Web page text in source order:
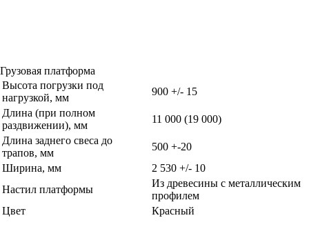
Грузовая платформа
Высота погрузки под
нагрузкой, мм
900 +/- 15
Длина (при полном
раздвижении), мм
11 000 (19 000)
Длина заднего свеса до
трапов, мм
500 +-20
Ширина, мм
2 530 +/- 10
Настил платформы
Из древесины с металлическим
профилем
Цвет
Красный